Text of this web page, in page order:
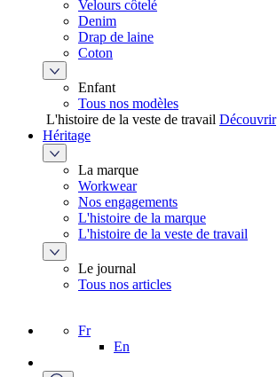
Velours côtelé
Denim
Drap de laine
Coton
Enfant
Tous nos modèles
L'histoire de la veste de travail Découvrir
Héritage
La marque
Workwear
Nos engagements
L'histoire de la marque
L'histoire de la veste de travail
Le journal
Tous nos articles
Fr
En